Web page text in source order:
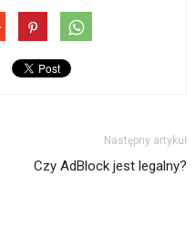
Następny artykuł
Czy AdBlock jest legalny?